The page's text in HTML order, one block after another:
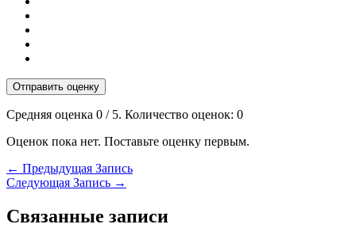
Отправить оценку
Средняя оценка 0 / 5. Количество оценок: 0
Оценок пока нет. Поставьте оценку первым.
← Предыдущая Запись
Следующая Запись →
Связанные записи